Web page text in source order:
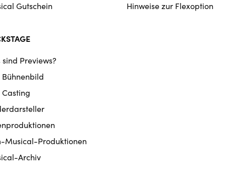
Gutschein
Hinweise zur Flexoption
sind Previews?
Bühnenbild
Casting
Musical-Produktionen
Archiv